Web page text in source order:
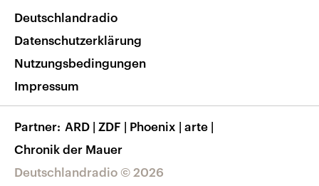
Nachrichten App
Frequenzen
Veranstaltungen
Musikliste
RSS
Barrierefreiheit
Deutschlandradio © 2026
Deutschlandradio
Datenschutzerklärung
Nutzungsbedingungen
Impressum
Partner ARD | ZDF | Phoenix | arte |
Chronik der Mauer